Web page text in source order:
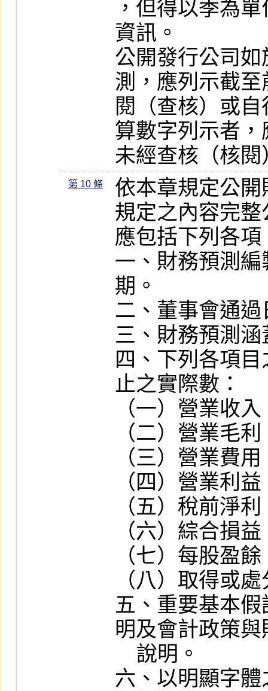
，但得以季為
資訊。
公開發行公司
測，應列示截
閱（查核）或
算數字列示者
未經查核（核閱
第 10 條
依本章規定公
規定之內容完
應包括下列各項
一、財務預測
期。
二、董事會通過
三、財務預測
四、下列各項
止之實際數：
（一）營業收入
（二）營業毛利
（三）營業費用
（四）營業利益
（五）稅前淨利
（六）綜合損益
（七）每股盈餘
（八）取得或
五、重要基本
明及會計政策
六、以明顯字